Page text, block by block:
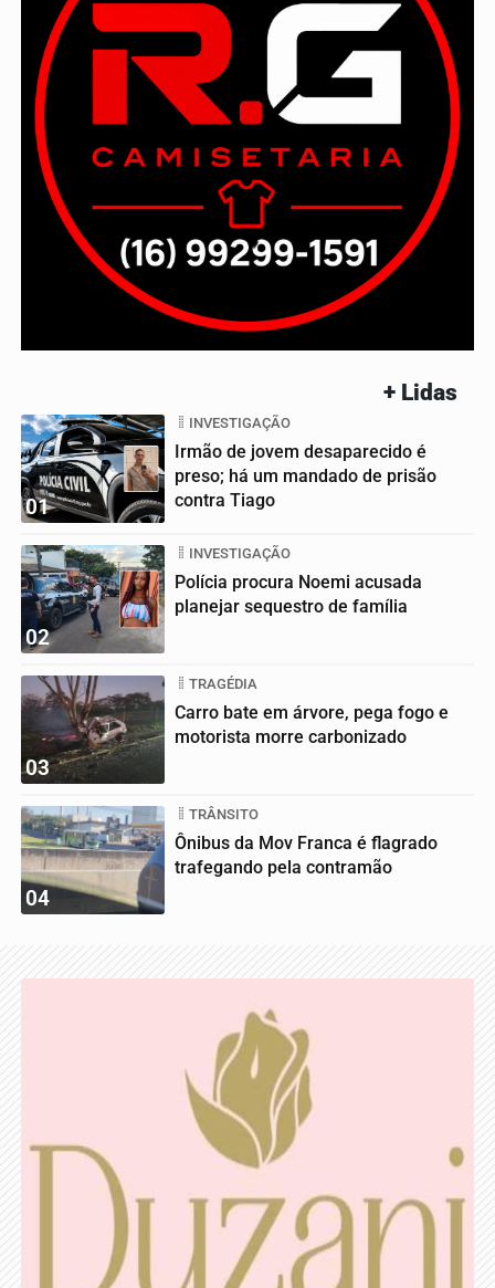
+ Lidas
01
INVESTIGAÇÃO
Irmão de jovem desaparecido é
preso; há um mandado de prisão
contra Tiago
02
INVESTIGAÇÃO
Polícia procura Noemi acusada
planejar sequestro de família
03
TRAGÉDIA
Carro bate em árvore, pega fogo e
motorista morre carbonizado
04
TRÂNSITO
Ônibus da Mov Franca é flagrado
trafegando pela contramão